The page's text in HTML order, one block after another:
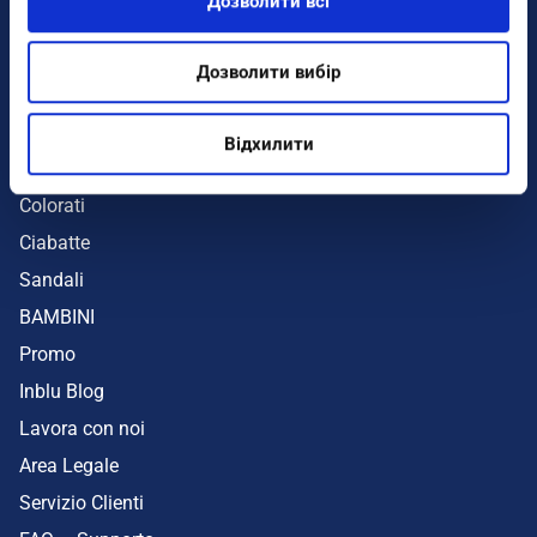
Дозволити вибір
Відхилити
UOMO
Colorati
Ciabatte
Sandali
BAMBINI
Promo
Inblu Blog
Lavora con noi
Area Legale
Servizio Clienti